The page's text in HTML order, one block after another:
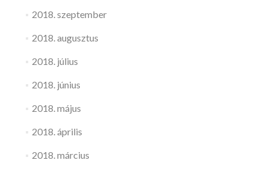
2018. szeptember
2018. augusztus
2018. július
2018. június
2018. május
2018. április
2018. március